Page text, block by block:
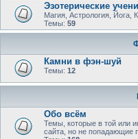
Эзотерические
Магия, Астрология, Йога,
Темы: 59
Камни в фэн-шуй
Темы: 12
Обо всём
Темы, которые в той или
сайта, но не попадающие